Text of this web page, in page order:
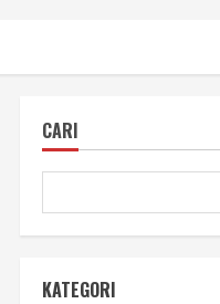
CARI
KATEGORI